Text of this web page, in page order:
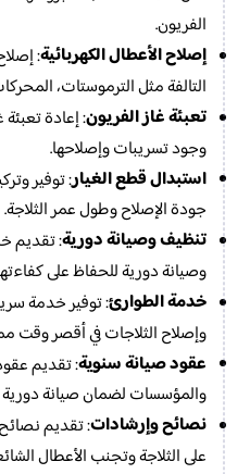
الفريون.
إصلاح الأعطال الكهربائية:
التالفة مثل الترموستات،
تعبئة غاز الفريون: إعادة
وجود تسريبات وإصلاحها.
استبدال قطع الغيار: توفير
جودة الإصلاح وطول عمر الثلاجة.
تنظيف وصيانة دورية: تقديم
وصيانة دورية للحفاظ على
خدمة الطوارئ: توفير خدمة
وإصلاح الثلاجات في أقصر وقت
عقود صيانة سنوية: تقديم
والمؤسسات لضمان صيانة
نصائح وإرشادات: تقديم
على الثلاجة وتجنب الأعطال